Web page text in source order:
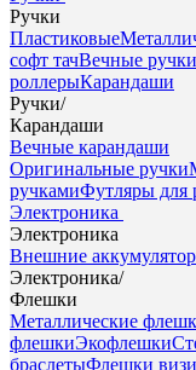
Ручки
Пластиковые
софт тачВечные ручки
роллерыКарандаши
Ручки/
Карандаши
Вечные карандаши
Оригинальные ручки
ручкамиФутляры для
Электроника
Электроника
Внешние
Электроника/
Флешки
Металлические
флешкиЭкофлешки
браслетыФлешки